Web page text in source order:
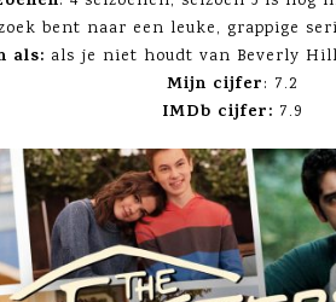
bent naar een leuke, grappige
als: als je niet houdt van Beverly
Mijn cijfer: 7.2
IMDb cijfer: 7.9